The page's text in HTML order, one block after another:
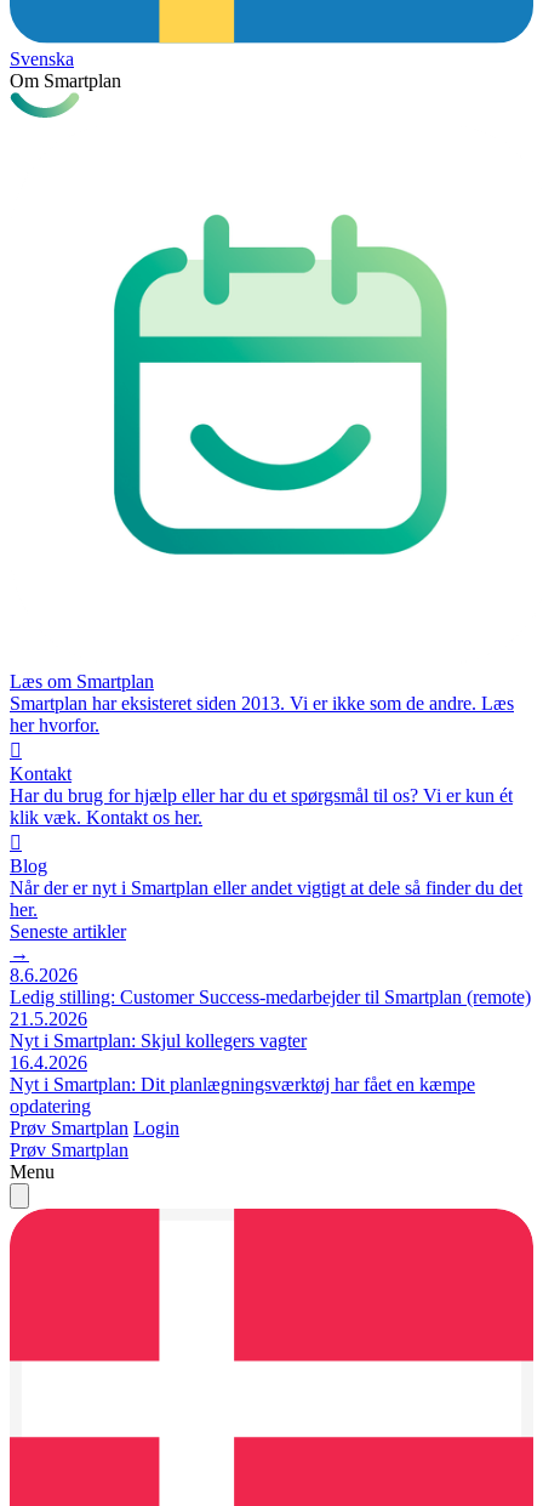
Svenska
Om Smartplan
Læs om Smartplan
Smartplan har eksisteret siden 2013. Vi er ikke som de andre. Læs
her hvorfor.

Kontakt
Har du brug for hjælp eller har du et spørgsmål til os? Vi er kun ét
klik væk. Kontakt os her.

Blog
Når der er nyt i Smartplan eller andet vigtigt at dele så finder du det
her.
Seneste artikler
→
8.6.2026
Ledig stilling: Customer Success-medarbejder til Smartplan (remote)
21.5.2026
Nyt i Smartplan: Skjul kollegers vagter
16.4.2026
Nyt i Smartplan: Dit planlægningsværktøj har fået en kæmpe
opdatering
Prøv Smartplan Login
Prøv Smartplan
Menu